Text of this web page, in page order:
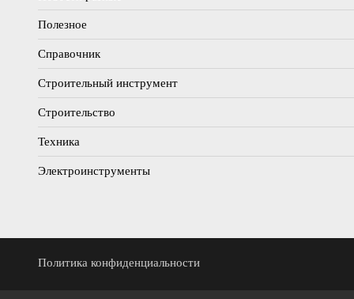
Полезное
Справочник
Строительный инструмент
Строительство
Техника
Электроинструменты
Политика конфиденциальности